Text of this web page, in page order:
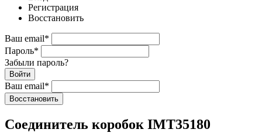
Регистрация
Восстановить
Ваш email*
Пароль*
Забыли пароль?
Войти
Ваш email*
Воcстановить
Соединитель коробок IMT35180